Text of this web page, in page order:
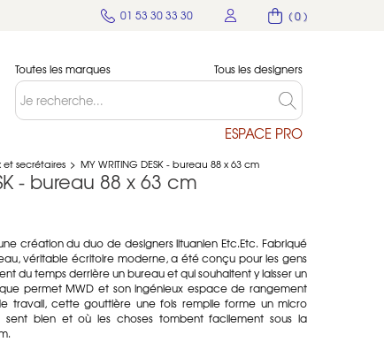
( 0 )
01 53 30 33 30
Toutes les marques Tous les designers
ESPACE PRO
et secrétaires > MY WRITING DESK - bureau 88 x 63 cm
- bureau 88 x 63 cm
création du duo de designers lituanien Etc.Etc. Fabriqué
véritable écritoire moderne, a été conçu pour les gens
du temps derrière un bureau et qui souhaitent y laisser un
permet MWD et son ingénieux espace de rangement
travail, cette gouttière une fois remplie forme un micro
bien et où les choses tombent facilement sous la